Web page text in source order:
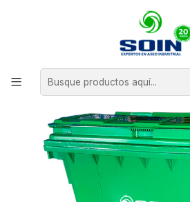
CONTENEDOR DE BASURA CON